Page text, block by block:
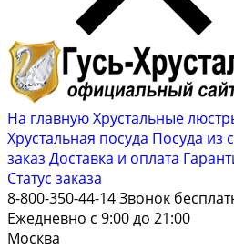
На главнуюХрустальные
Хрустальная посуда Посуда из
заказ Доставка и оплата
Cтатус заказа
8-800-350-44-14Звонок
Ежедневно с 9:00 до 21:00
Москва